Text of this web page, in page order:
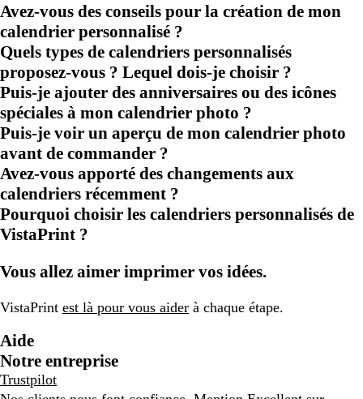
Avez-vous des conseils pour la création de mon
calendrier personnalisé ?
Quels types de calendriers personnalisés
proposez-vous ? Lequel dois-je choisir ?
Puis-je ajouter des anniversaires ou des icônes
spéciales à mon calendrier photo ?
Puis-je voir un aperçu de mon calendrier photo
avant de commander ?
Avez-vous apporté des changements aux
calendriers récemment ?
Pourquoi choisir les calendriers personnalisés de
VistaPrint ?
Vous allez aimer imprimer vos idées.
VistaPrint est là pour vous aider à chaque étape.
Aide
Notre entreprise
Trustpilot